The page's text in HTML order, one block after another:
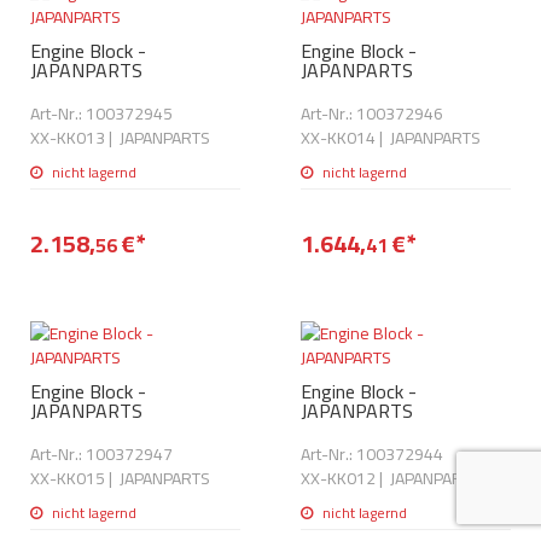
Lecksuchtechnik
Werkzeuge & kleine
Lokring
Klimaanlage
Elektrik
Abgasanlage
Benzineinspritzung
Weitere Kategorien
Stecker für
AdBlue
Werkstattausrüstung
Reiniger/
Dichtmasse
Prüföl
Schläuche
ANMELDEN
REGISTRIEREN
MERKZETTEL
Engine Block -
JAPANPARTS
Art-Nr.: 100372945
XX-KK013| JAPANPARTS
nicht lagernd
2.158,56€*
Engine Block -
JAPANPARTS
Art-Nr.: 100372946
XX-KK014| JAPANPARTS
nicht lagernd
1.644,41€*
Engine Block -
JAPANPARTS
Art-Nr.: 100372947
XX-KK015| JAPANPARTS
nicht lagernd
Engine Block -
JAPANPARTS
Art-Nr.: 100372944
XX-KK012| JAPANPARTS
nicht lagernd